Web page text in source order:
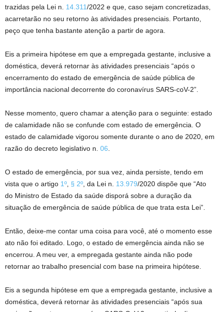
trazidas pela Lei n. 14.311/2022 e que, caso sejam concretizadas,
acarretarão no seu retorno às atividades presenciais. Portanto,
peço que tenha bastante atenção a partir de agora.
Eis a primeira hipótese em que a empregada gestante, inclusive a
doméstica, deverá retornar às atividades presenciais “após o
encerramento do estado de emergência de saúde pública de
importância nacional decorrente do coronavírus SARS-coV-2”.
Nesse momento, quero chamar a atenção para o seguinte: estado
de calamidade não se confunde com estado de emergência. O
estado de calamidade vigorou somente durante o ano de 2020, em
razão do decreto legislativo n. 06.
O estado de emergência, por sua vez, ainda persiste, tendo em
vista que o artigo 1º, § 2º, da Lei n. 13.979/2020 dispõe que “Ato
do Ministro de Estado da saúde disporá sobre a duração da
situação de emergência de saúde pública de que trata esta Lei”.
Então, deixe-me contar uma coisa para você, até o momento esse
ato não foi editado. Logo, o estado de emergência ainda não se
encerrou. A meu ver, a empregada gestante ainda não pode
retornar ao trabalho presencial com base na primeira hipótese.
Eis a segunda hipótese em que a empregada gestante, inclusive a
doméstica, deverá retornar às atividades presenciais “após sua